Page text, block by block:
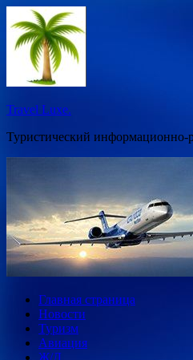
Перейти
к
содержимому
Travel Luxe.
Туристический информационно-
Главная страница
Новости
Туризм
Авиация
Ж/Д